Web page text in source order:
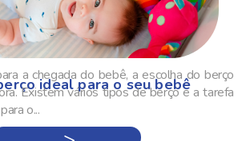
ideal para o seu bebê
a chegada do bebê, a escolha do berço
Existem vários tipos de berço e a tarefa
o...